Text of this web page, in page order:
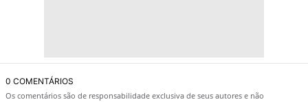
0 COMENTÁRIOS
Os comentários são de responsabilidade exclusiva de seus autores e não